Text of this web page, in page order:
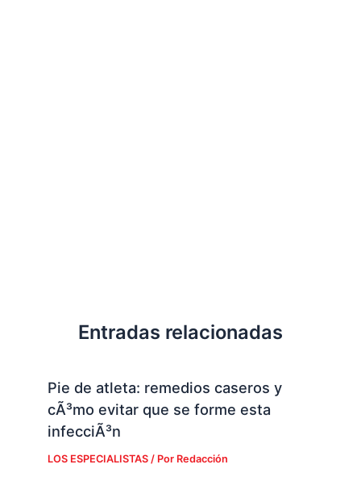
Entradas relacionadas
Pie de atleta: remedios caseros y
cÃ³mo evitar que se forme esta
infecciÃ³n
LOS ESPECIALISTAS/ Por Redacción